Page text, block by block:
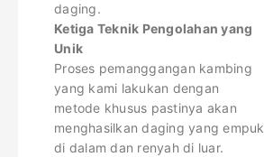
daging.
Ketiga Teknik Pengolahan yang
Unik
Proses pemanggangan kambing
yang kami lakukan dengan
metode khusus pastinya akan
menghasilkan daging yang empuk
di dalam dan renyah di luar.